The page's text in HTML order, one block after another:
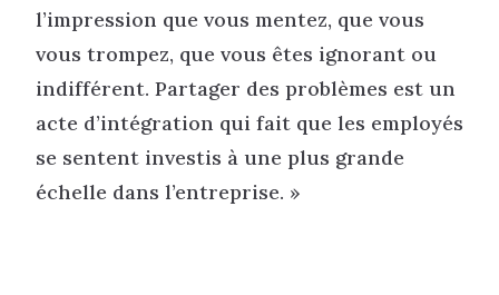
l’impression que vous mentez, que vous
vous trompez, que vous êtes ignorant ou
indifférent. Partager des problèmes est un
acte d’intégration qui fait que les employés
se sentent investis à une plus grande
échelle dans l’entreprise. »